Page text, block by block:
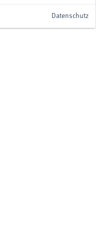
Datenschutz